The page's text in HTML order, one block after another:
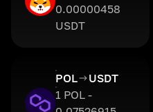
0.00000458
USDT
POL
USDT
1 POL -